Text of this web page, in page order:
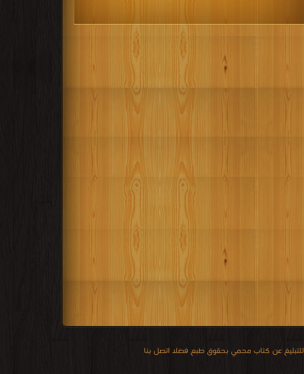
للتبليغ عن كتاب محمي بحقوق طبع فضلا اتصل بنا